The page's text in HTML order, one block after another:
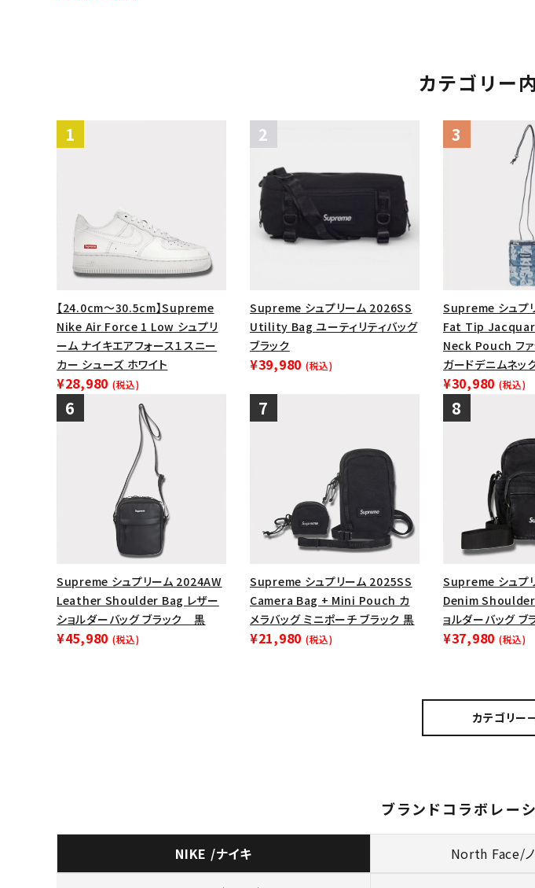
カテゴリー
【24.0cm～30.5cm】Supreme
Nike Air Force 1 Low シュプリ
ーム ナイキエアフォース１スニー
カー シューズ ホワイト
¥28,980 (税込)
Supreme シュプリーム 2026SS
Utility Bag ユーティリティバッグ
ブラック
¥39,980 (税込)
Supreme シュプ
Fat Tip
Neck Pouch ファ
ガードデニムネッ
¥30,980 (税込)
Supreme シュプリーム 2024AW
Leather Shoulder Bag レザー
ショルダーバッグ ブラック 黒
¥45,980 (税込)
Supreme シュプリーム 2025SS
Camera Bag + Mini Pouch カ
メラバッグ ミニポーチ ブラック 黒
¥21,980 (税込)
Supreme シュプ
Denim Shoulder
ョルダーバッグ ブ
¥37,980 (税込)
カテゴリー
ブランドコラボレー
NIKE /ナイキ North Face/ノ